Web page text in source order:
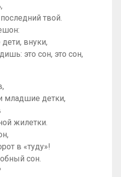
твой.
внуки,
это сон, это сон,
младшие детки,
жилетки.
в «туду»!
сон.